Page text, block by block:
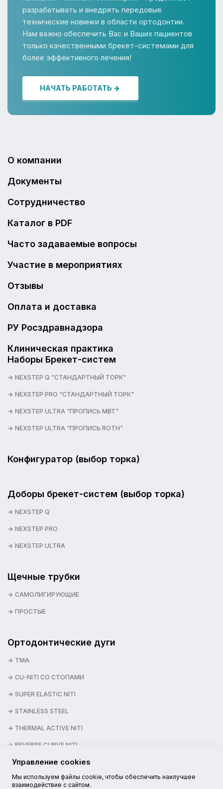
разрабатывать и внедрять передовые
технические новинки в области ортодонтии.
Нам важно обеспечить Вас и Ваших пациентов
только качественными брекет-системами для
более эффективного лечения!
НАЧАТЬ РАБОТАТЬ
О компании
Документы
Сотрудничество
Каталог в PDF
Часто задаваемые вопросы
Участие в мероприятиях
Отзывы
Оплата и доставка
РУ Росздравнадзора
Клиническая практика
Наборы Брекет-систем
NEXSTEP Q "СТАНДАРТНЫЙ ТОРК"
NEXSTEP PRO "СТАНДАРТНЫЙ ТОРК"
NEXSTEP ULTRA "ПРОПИСЬ MBT"
NEXSTEP ULTRA "ПРОПИСЬ ROTH"
Конфигуратор (выбор торка)
Доборы брекет-систем (выбор торка)
NEXSTEP Q
NEXSTEP PRO
NEXSTEP ULTRA
Щечные трубки
САМОЛИГИРУЮЩИЕ
ПРОСТЫЕ
Ортодонтические дуги
TMA
CU-NITI СО СТОПАМИ
SUPER ELASTIC NITI
STAINLESS STEEL
THERMAL ACTIVE NITI
REVERSE CURVE NITI
2026 © NEXSTEP
НАШИ КАНАЛЫ:
Управление cookies
Мы используем файлы cookie, чтобы обеспечить наилучшее
взаимодействие с сайтом.